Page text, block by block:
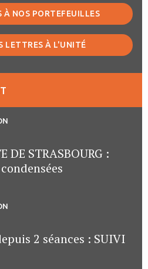
NOS PORTEFEUILLES
LETTRES À L'UNITÉ
DE STRASBOURG :
2 séances : SUIVI